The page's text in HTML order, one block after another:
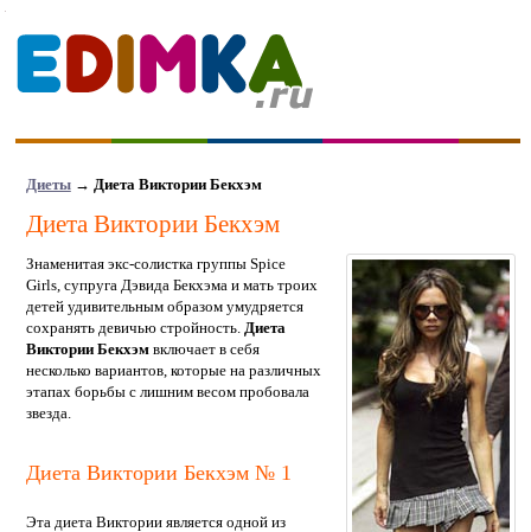
Диеты→ Диета Виктории Бекхэм
Диета Виктории Бекхэм
Знаменитая экс-солистка группы Spice
Girls, супруга Дэвида Бекхэма и мать троих
детей удивительным образом умудряется
сохранять девичью стройность. Диета
Виктории Бекхэмвключает в себя
несколько вариантов, которые на различных
этапах борьбы с лишним весом пробовала
звезда.
Диета Виктории Бекхэм № 1
Эта диета Виктории является одной из